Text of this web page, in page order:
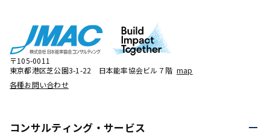
〒105-0011
東京都港区芝公園3-1-22 日本能率協会ビル７階 map
各種お問い合わせ
コンサルティング・ サービス